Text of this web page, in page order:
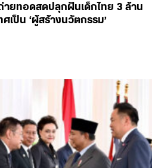
ยทอดสดปลุกฝันเด็กไทย 3 ล้าน
เป็น ‘ผู้สร้างนวัตกรรม’